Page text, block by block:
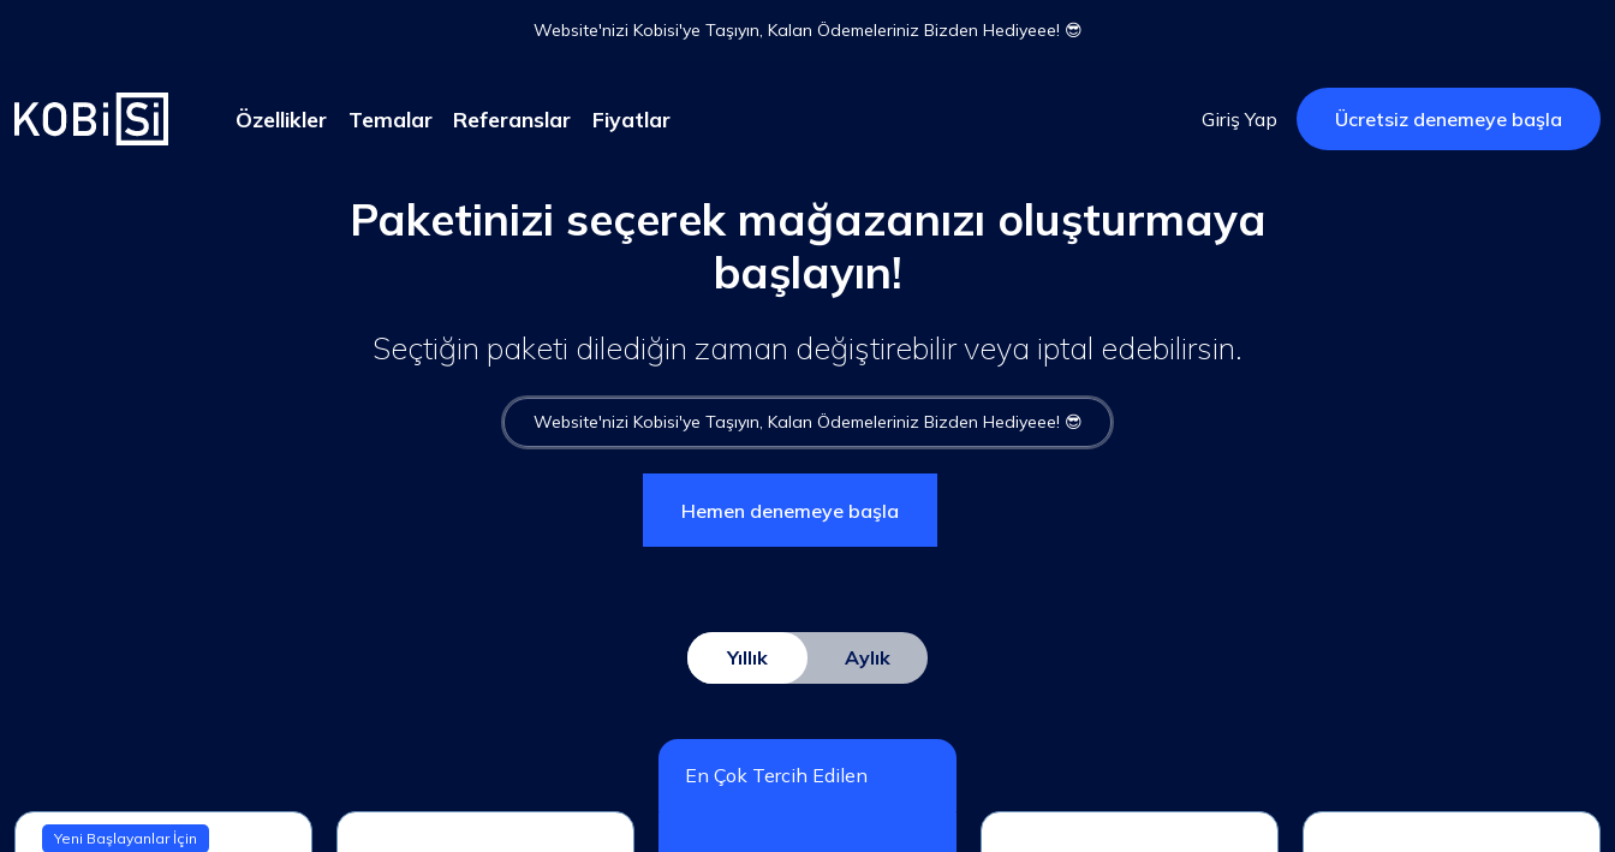
Website'nizi Kobisi'ye Taşıyın, Kalan Ödemeleriniz Bizden Hediyeee! 😎
Özellikler Temalar Referanslar Fiyatlar Giriş Yap Ücretsiz denemeye başla
Paketinizi seçerek mağazanızı oluşturmaya
başlayın!
Seçtiğin paketi dilediğin zaman değiştirebilir veya iptal edebilirsin.
Website'nizi Kobisi'ye Taşıyın, Kalan Ödemeleriniz Bizden Hediyeee! 😎
Hemen denemeye başla
Yıllık Aylık
Yeni Başlayanlar İçin
En Çok Tercih Edilen